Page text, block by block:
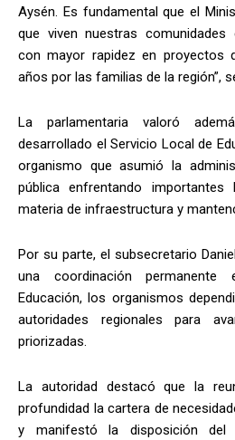
Aysén. Es fundamental que el
que viven nuestras comunidades
con mayor rapidez en proyectos
años por las familias de la región”,
La parlamentaria valoró
desarrollado el Servicio Local de
organismo que asumió la
pública enfrentando importantes
materia de infraestructura y
Por su parte, el subsecretario
una coordinación
Educación, los organismos
autoridades regionales para
priorizadas.
La autoridad destacó que la
profundidad la cartera de
y manifestó la disposición del